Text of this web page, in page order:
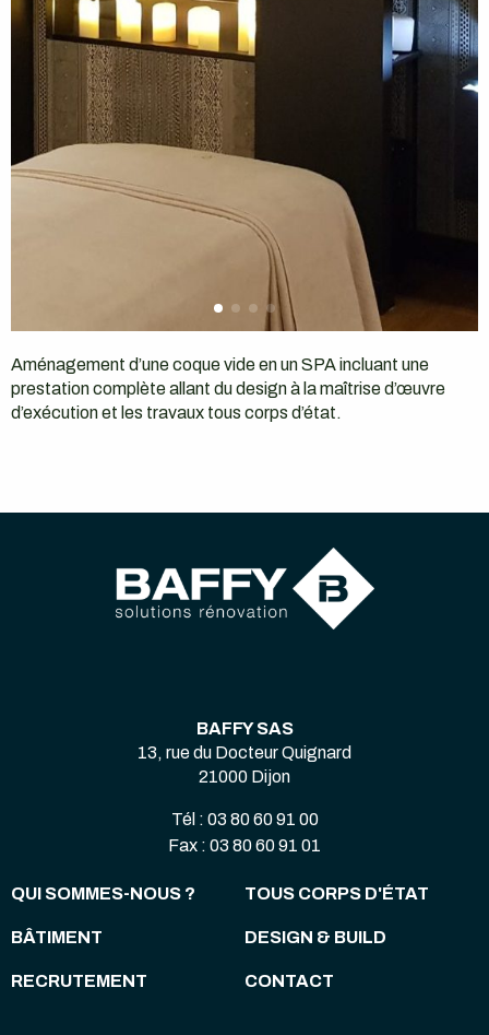
Aménagement d’une coque vide en un SPA incluant une
prestation complète allant du design à la maîtrise d’œuvre
d’exécution et les travaux tous corps d’état.
BAFFY SAS
13, rue du Docteur Quignard
21000 Dijon
Tél : 03 80 60 91 00
Fax : 03 80 60 91 01
QUI SOMMES-NOUS ? TOUS CORPS D'ÉTAT
BÂTIMENT DESIGN & BUILD
RECRUTEMENT CONTACT